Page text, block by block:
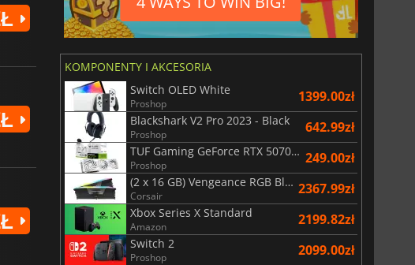
KOMPONENTY I AKCESORIA
Switch OLED White
Proshop 1399.00zł
Blackshark V2 Pro 2023 - Black
Proshop 642.99zł
TUF Gaming GeForce RTX 5070 Ti OC White Edition 16GB
Proshop 249.00zł
(2 x 16 GB) Vengeance RGB Black AMD Expo 6000 MHz - CAS 30
Corsair 2367.99zł
Xbox Series X Standard
Amazon 2199.82zł
Switch 2
Proshop 2099.00zł